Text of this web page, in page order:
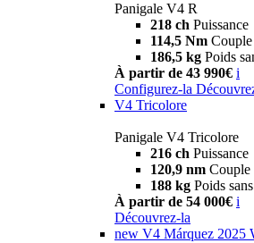
Panigale V4 R
218 ch Puissance
114,5 Nm Couple
186,5 kg Poids
À partir de 43 990€ i
Configurez-la
V4 Tricolore
Panigale V4 Tricolore
216 ch Puissance
120,9 nm Couple
188 kg Poids
À partir de 54 000€ i
Découvrez-la
new V4 Márquez 2025